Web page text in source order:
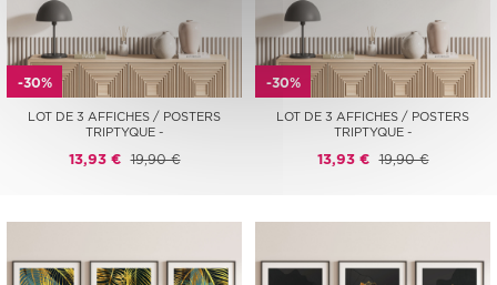
-30%
LOT DE 3 AFFICHES / POSTERS
TRIPTYQUE -
13,93 € 19,90 €
-30%
LOT DE 3 AFFICHES / POSTERS
TRIPTYQUE -
13,93 € 19,90 €